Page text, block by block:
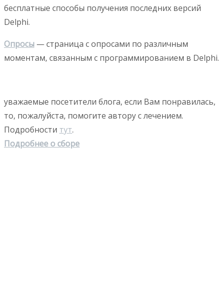
бесплатные способы получения последних версий
Delphi.
Опросы — страница с опросами по различным
моментам, связанным с программированием в Delphi.
уважаемые посетители блога, если Вам понравилась,
то, пожалуйста, помогите автору с лечением.
Подробности тут.
Подробнее о сборе